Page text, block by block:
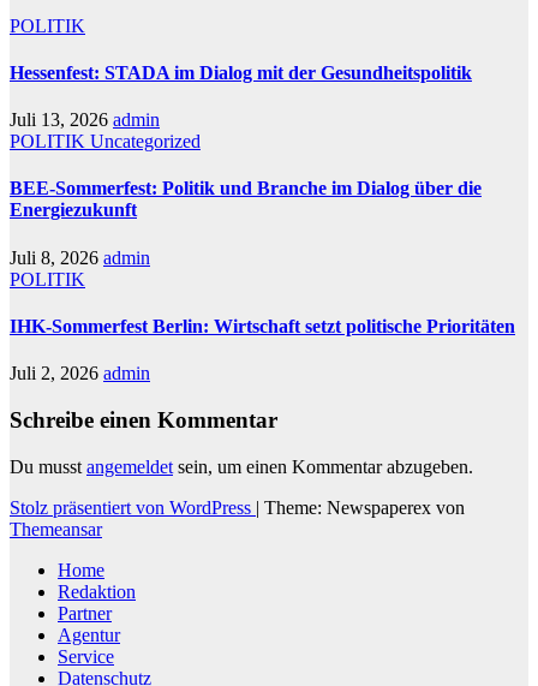
POLITIK
Hessenfest: STADA im Dialog mit der Gesundheitspolitik
Juli 13, 2026 admin
POLITIK Uncategorized
BEE-Sommerfest: Politik und Branche im Dialog über die
Energiezukunft
Juli 8, 2026 admin
POLITIK
IHK-Sommerfest Berlin: Wirtschaft setzt politische Prioritäten
Juli 2, 2026 admin
Schreibe einen Kommentar
Du musst angemeldet sein, um einen Kommentar abzugeben.
Stolz präsentiert von WordPress | Theme: Newspaperex von
Themeansar
Home
Redaktion
Partner
Agentur
Service
Datenschutz